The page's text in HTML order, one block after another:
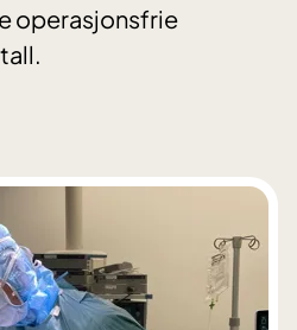
operasjonsfrie